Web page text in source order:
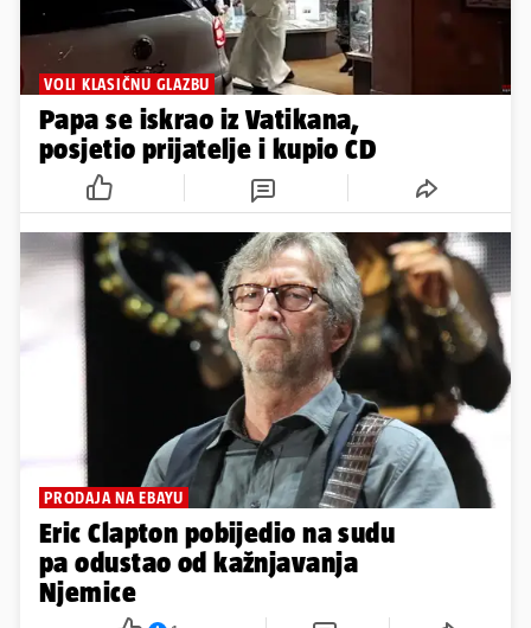
VOLI KLASIČNU GLAZBU
Papa se iskrao iz Vatikana,
posjetio prijatelje i kupio CD
PRODAJA NA EBAYU
Eric Clapton pobijedio na sudu
pa odustao od kažnjavanja
Njemice